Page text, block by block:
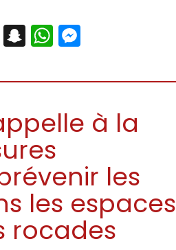
LinkedIn
Snapchat
WhatsApp
à la
les
les espaces
rocades